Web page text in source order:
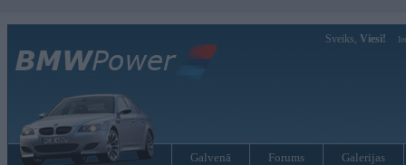
Sveiks, Viesi!
Galvenā Forums Galerijas